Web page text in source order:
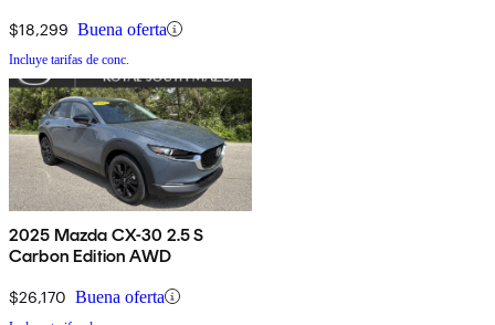
$18,299 Buena oferta
Incluye tarifas de conc.
2025 Mazda CX-30 2.5 S
Carbon Edition AWD
$26,170 Buena oferta